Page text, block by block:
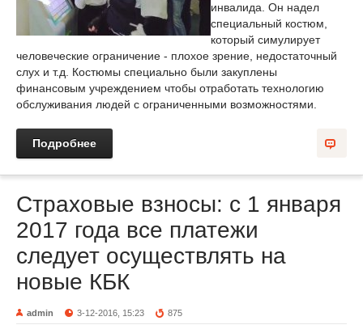
инвалида. Он надел
специальный костюм,
который симулирует
человеческие ограничение - плохое зрение, недостаточный
слух и т.д. Костюмы специально были закуплены
финансовым учреждением чтобы отработать технологию
обслуживания людей с ограниченными возможностями.
Подробнее
Страховые взносы: с 1 января
2017 года все платежи
следует осуществлять на
новые КБК
admin 3-12-2016, 15:23 875